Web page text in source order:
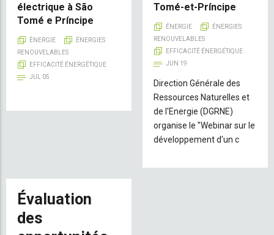
électrique à São
Tomé e Príncipe
ÉNERGIE
ÉNERGIES
RENOUVELABLES
EFFICACITÉ ÉNERGÉTIQUE
JUL 05
Tomé-et-Príncipe
ÉNERGIE
ÉNERGIES
RENOUVELABLES
EFFICACITÉ ÉNERGÉTIQUE
JUN 19
Direction Générale des
Ressources Naturelles et
de l'Energie (DGRNE)
organise le "Webinar sur le
développement d'un c
Évaluation
des